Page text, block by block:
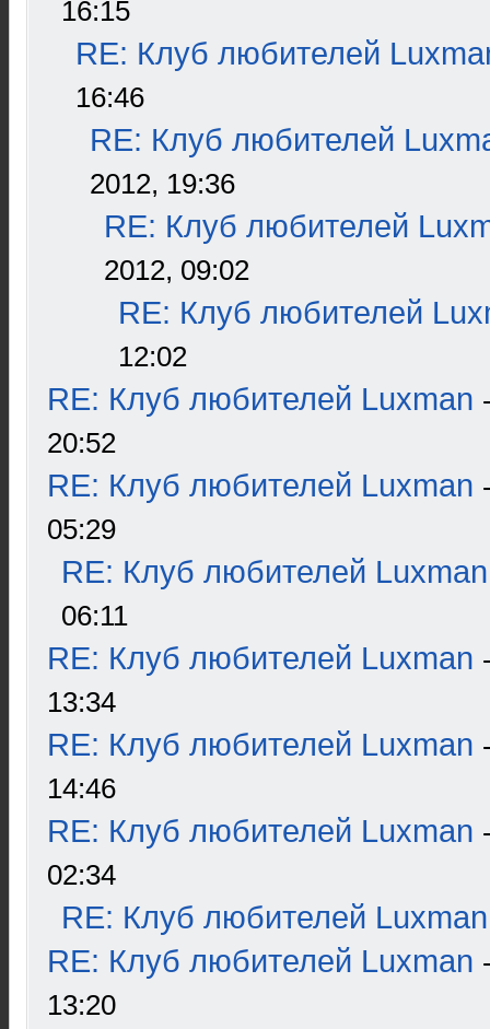
16:15
RE: Клуб любителей
16:46
RE: Клуб любителей
2012, 19:36
RE: Клуб любителей
2012, 09:02
RE: Клуб любителей
12:02
RE: Клуб любителей Luxman
20:52
RE: Клуб любителей Luxman
05:29
RE: Клуб любителей Luxman
06:11
RE: Клуб любителей Luxman
13:34
RE: Клуб любителей Luxman
14:46
RE: Клуб любителей Luxman
02:34
RE: Клуб любителей Luxman
RE: Клуб любителей Luxman
13:20